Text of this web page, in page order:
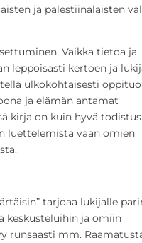
ja palestiinalaisten
Vaikka tietoa ja
leppoisasti kertoen ja
ulkokohtaisesti
ja elämän antamat
kirja on kuin hyvä todistus
luettelemista vaan omien
tarjoaa lukijalle
keskusteluihin ja omiin
runsaasti mm.